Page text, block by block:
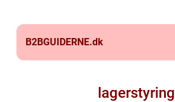
B2BGUIDERNE.dk
lagerstyring